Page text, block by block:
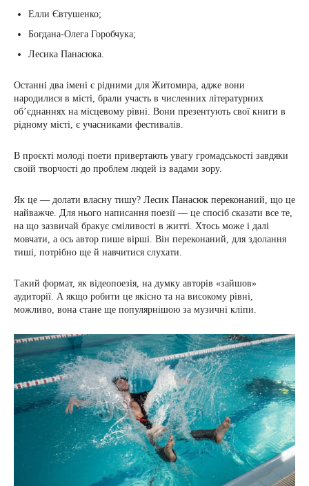
Елли Євтушенко;
Богдана-Олега Горобчука;
Лесика Панасюка.
Останні два імені є рідними для Житомира, адже вони
народилися в місті, брали участь в численних літературних
об’єднаннях на місцевому рівні. Вони презентують свої книги в
рідному місті, є учасниками фестивалів.
В проєкті молоді поети привертають увагу громадськості завдяки
своїй творчості до проблем людей із вадами зору.
Як це — долати власну тишу? Лесик Панасюк переконаний, що це
найважче. Для нього написання поезії — це спосіб сказати все те,
на що зазвичай бракує сміливості в житті. Хтось може і далі
мовчати, а ось автор пише вірші. Він переконаний, для здолання
тиші, потрібно ще й навчитися слухати.
Такий формат, як відеопоезія, на думку авторів «зайшов»
аудиторії. А якщо робити це якісно та на високому рівні,
можливо, вона стане ще популярнішою за музичні кліпи.